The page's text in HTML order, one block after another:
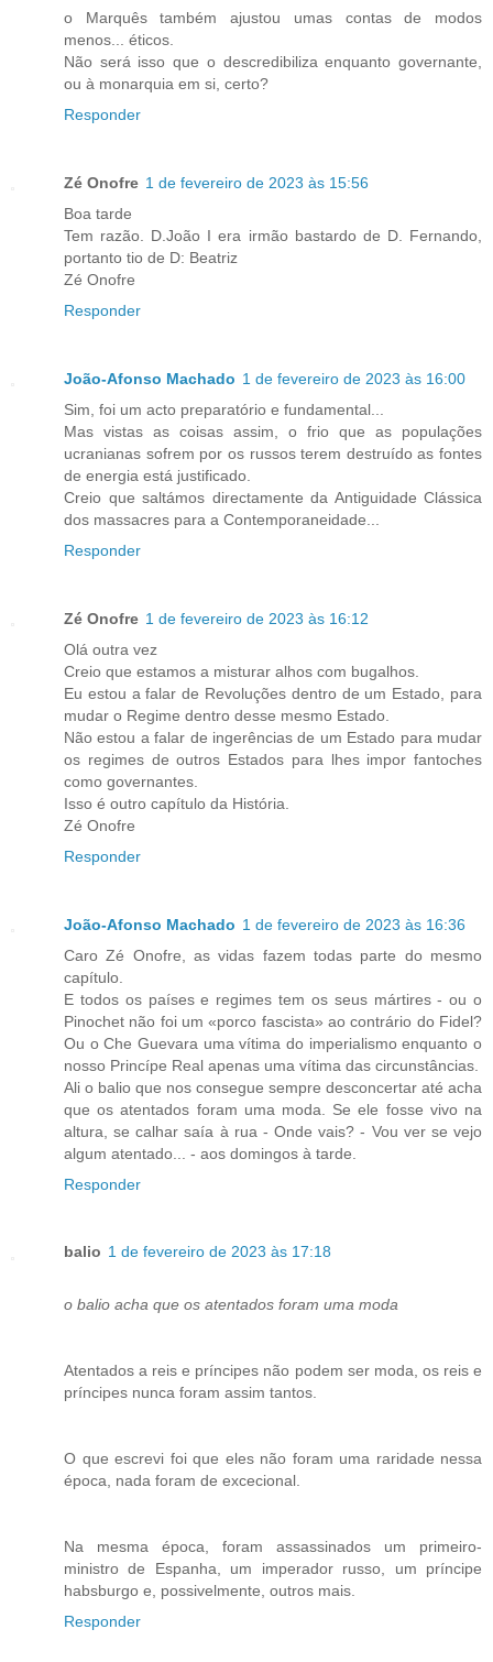
o Marquês também ajustou umas contas de modos
menos... éticos.
Não será isso que o descredibiliza enquanto governante,
ou à monarquia em si, certo?
Responder
Zé Onofre 1 de fevereiro de 2023 às 15:56
Boa tarde
Tem razão. D.João I era irmão bastardo de D. Fernando,
portanto tio de D: Beatriz
Zé Onofre
Responder
João-Afonso Machado 1 de fevereiro de 2023 às 16:00
Sim, foi um acto preparatório e fundamental...
Mas vistas as coisas assim, o frio que as populações
ucranianas sofrem por os russos terem destruído as fontes
de energia está justificado.
Creio que saltámos directamente da Antiguidade Clássica
dos massacres para a Contemporaneidade...
Responder
Zé Onofre 1 de fevereiro de 2023 às 16:12
Olá outra vez
Creio que estamos a misturar alhos com bugalhos.
Eu estou a falar de Revoluções dentro de um Estado, para
mudar o Regime dentro desse mesmo Estado.
Não estou a falar de ingerências de um Estado para mudar
os regimes de outros Estados para lhes impor fantoches
como governantes.
Isso é outro capítulo da História.
Zé Onofre
Responder
João-Afonso Machado 1 de fevereiro de 2023 às 16:36
Caro Zé Onofre, as vidas fazem todas parte do mesmo
capítulo.
E todos os países e regimes tem os seus mártires - ou o
Pinochet não foi um «porco fascista» ao contrário do Fidel?
Ou o Che Guevara uma vítima do imperialismo enquanto o
nosso Princípe Real apenas uma vítima das circunstâncias.
Ali o balio que nos consegue sempre desconcertar até acha
que os atentados foram uma moda. Se ele fosse vivo na
altura, se calhar saía à rua - Onde vais? - Vou ver se vejo
algum atentado... - aos domingos à tarde.
Responder
balio 1 de fevereiro de 2023 às 17:18
o balio acha que os atentados foram uma moda
Atentados a reis e príncipes não podem ser moda, os reis e
príncipes nunca foram assim tantos.
O que escrevi foi que eles não foram uma raridade nessa
época, nada foram de excecional.
Na mesma época, foram assassinados um primeiro-
ministro de Espanha, um imperador russo, um príncipe
habsburgo e, possivelmente, outros mais.
Responder